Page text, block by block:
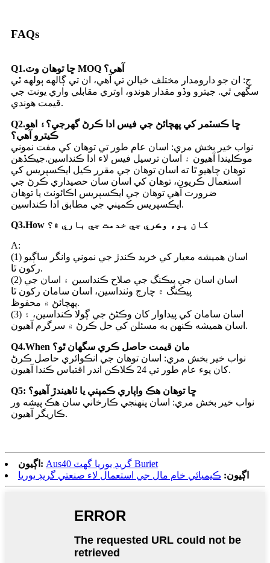
FAQs
Q1.ڇا توهان وٽ MOQ آهي؟
ج: ان جو دارومدار مختلف خيالن تي آهي، ان تي ڳالهه ٻولهه ٿي
سگهي ٿي. جيترو وڏو مقدار هوندو، اوتري مقابلي واري يونٽ جي
قيمت هوندي.
Q2.ڇا ڪسٽمر کي پهچائڻ جي فيس ادا ڪرڻ گهرجي؟۽ اهو
ڪيترو آهي؟
نواب خير بخش مري: اسان عام طور تي توهان کي مفت نموني
موڪليندا آهيون ۽ اسان ترسيل فيس لاء ادا ڪنداسين.جيڪڏهن
توهان چاهيو ٿا ته اسان توهان جي مقرر ڪيل ايڪسپريس کي
استعمال ڪريون، توهان کي اسان سان حصيداري ڪرڻ جي
ضرورت آهي توهان جي ايڪسپريس اڪائونٽ يا توهان
ايڪسپريس ڪمپني جي مطابق ادا ڪنداسين.
Q3.How کان پوء وڪري جي خدمت جي باري ۾؟
A:
(1) اسان هميشه معيار کي خريد ڪندڙ جي نموني وانگر ساڳيو
رکون ٿا.
(2) اسان اسان جي پيڪنگ جي صلاح ڪنداسين ۽ اسان جي
پيڪنگ ۾ چارج وٺنداسين، اسان سامان رکون ٿا
پهچائڻ ۾ محفوظ.
(3) اسان سامان کي پيداوار کان وڪڻڻ جي ڳولا ڪنداسين، ۽
اسان هميشه ڪنهن به مسئلن کي حل ڪرڻ ۾ سرگرم آهيون.
Q4.When مان قيمت حاصل ڪري سگهان ٿو؟
نواب خير بخش مري: اسان توهان جي انڪوائري حاصل ڪرڻ
کان پوء عام طور تي 24 ڪلاڪن اندر اقتباس ڪندا آهيون.
Q5: ڇا توهان هڪ واپاري ڪمپني يا ٺاهيندڙ آهيو؟
نواب خير بخش مري: اسان پنهنجي ڪارخاني سان هڪ پيشه ور
ڪاريگر آهيون.
اڳيون:
Aus40 گريڊ يوريا گھٽ Buriet
اڳيون: ڪيميائي خام مال جي استعمال لاء صنعتي گريڊ يوريا